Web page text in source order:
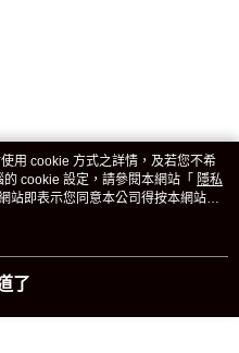
用 cookie 方式之詳情，及若您不希
cookie 設定，請參閱本網站「 隱私
站即表示您同意本公司得按本網站使
了